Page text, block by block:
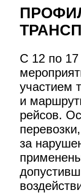
С 12 по 17
участием
и
рейсов.
за